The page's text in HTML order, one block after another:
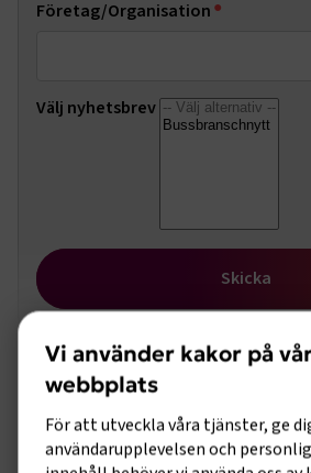
Företag/Organisation
Välj nyhetsbrev
Skicka
Det här är en låst
Logga in för att läsa hela
Vi använder kakor på
webbplats
För att utveckla våra tjänster, ge
användarupplevelsen och